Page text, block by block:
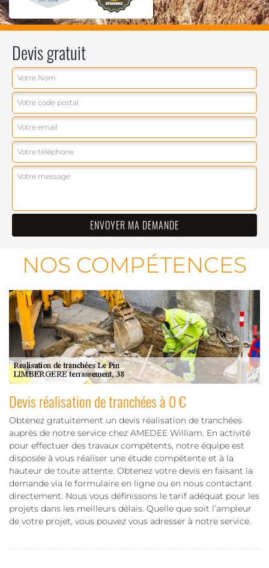
Devis gratuit
NOS COMPÉTENCES
Devis réalisation de tranchées à 0 €
Obtenez gratuitement un devis réalisation de tranchées
auprès de notre service chez AMEDEE William. En activité
pour effectuer des travaux compétents, notre équipe est
disposée à vous réaliser une étude compétente et à la
hauteur de toute attente. Obtenez votre devis en faisant la
demande via le formulaire en ligne ou en nous contactant
directement. Nous vous définissons le tarif adéquat pour les
projets dans les meilleurs délais. Quelle que soit l’ampleur
de votre projet, vous pouvez vous adresser à notre service.